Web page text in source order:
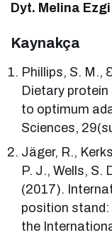
Dyt. Melina
Kaynakça
Phillips, S. M.,
Dietary
to optimum
Sciences,
Jäger, R.,
P. J., Wells, S.
(2017).
position stand:
the